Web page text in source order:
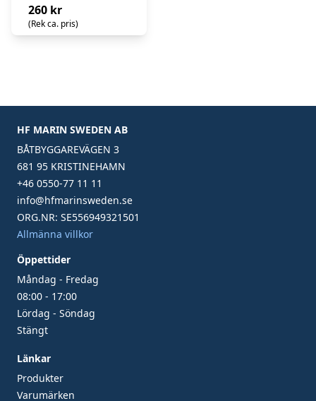
260 kr
(Rek ca. pris)
HF MARIN SWEDEN AB
BÅTBYGGAREVÄGEN 3
681 95 KRISTINEHAMN
+46 0550-77 11 11
info@hfmarinsweden.se
ORG.NR: SE556949321501
Allmänna villkor
Öppettider
Måndag - Fredag
08:00 - 17:00
Lördag - Söndag
Stängt
Länkar
Produkter
Varumärken